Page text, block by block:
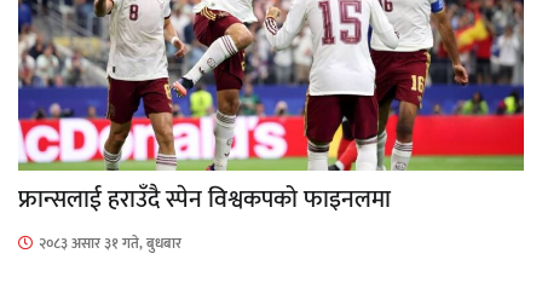
फ्रान्सलाई हराउँदै स्पेन विश्वकपको फाइनलमा
२०८३ असार ३१ गते, बुधबार